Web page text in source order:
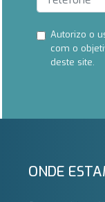
Autorizo ​​o
com o
deste site.
ONDE